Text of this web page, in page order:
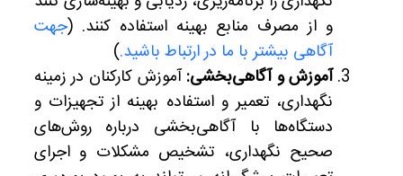
و از مصرف منابع بهینه استفاده کنند. (جهت
آگاهی بیشتر با ما در ارتباط باشید.)
آموزش و آگاهی‌بخشی:آموزش کارکنان در زمینه
نگهداری، تعمیر و استفاده بهینه از تجهیزات و
دستگاه‌ها با آگاهی‌بخشی درباره روش‌های
صحیح نگهداری، تشخیص مشکلات و اجرای